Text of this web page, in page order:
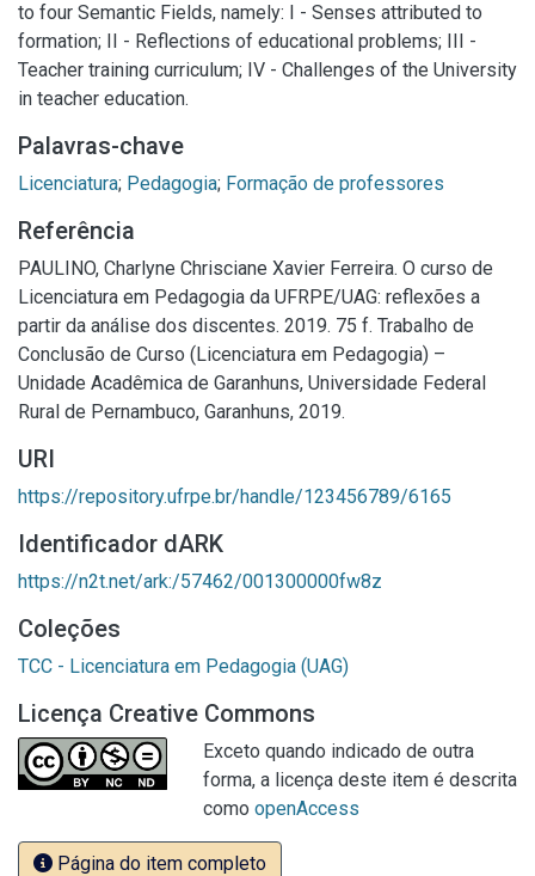
to four Semantic Fields, namely: I - Senses attributed to
formation; II - Reflections of educational problems; III -
Teacher training curriculum; IV - Challenges of the University
in teacher education.
Palavras-chave
Licenciatura; Pedagogia; Formação de professores
Referência
PAULINO, Charlyne Chrisciane Xavier Ferreira. O curso de
Licenciatura em Pedagogia da UFRPE/UAG: reflexões a
partir da análise dos discentes. 2019. 75 f. Trabalho de
Conclusão de Curso (Licenciatura em Pedagogia) –
Unidade Acadêmica de Garanhuns, Universidade Federal
Rural de Pernambuco, Garanhuns, 2019.
URI
https://repository.ufrpe.br/handle/123456789/6165
Identificador dARK
https://n2t.net/ark:/57462/001300000fw8z
Coleções
TCC - Licenciatura em Pedagogia (UAG)
Licença Creative Commons
Exceto quando indicado de outra
forma, a licença deste item é descrita
como openAccess
Página do item completo